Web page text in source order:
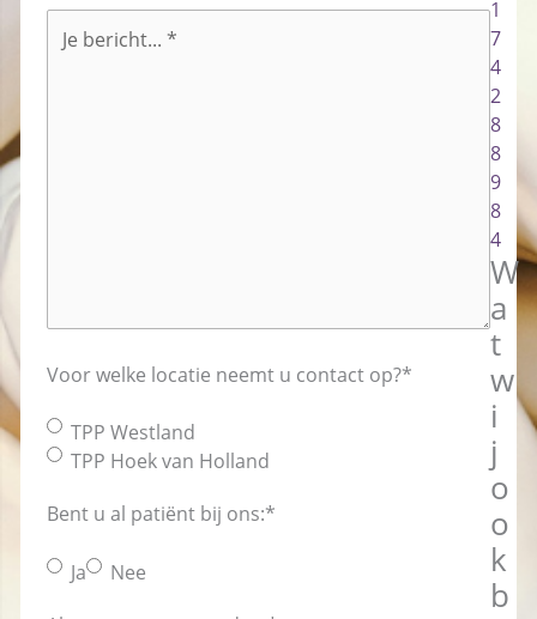
Voor welke locatie neemt u contact op?*
TPP Westland
TPP Hoek van Holland
Bent u al patiënt bij ons:*
Ja
Nee
1
7
4
2
8
8
9
8
4
W
a
t
w
i
j
o
o
k
b